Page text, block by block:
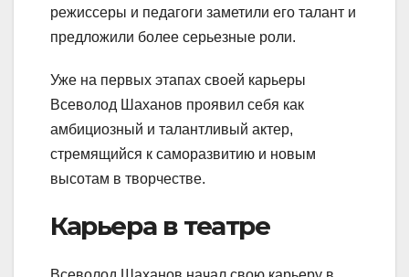
режиссеры и педагоги заметили его талант и
предложили более серьезные роли.
Уже на первых этапах своей карьеры
Всеволод Шаханов проявил себя как
амбициозный и талантливый актер,
стремящийся к саморазвитию и новым
высотам в творчестве.
Карьера в театре